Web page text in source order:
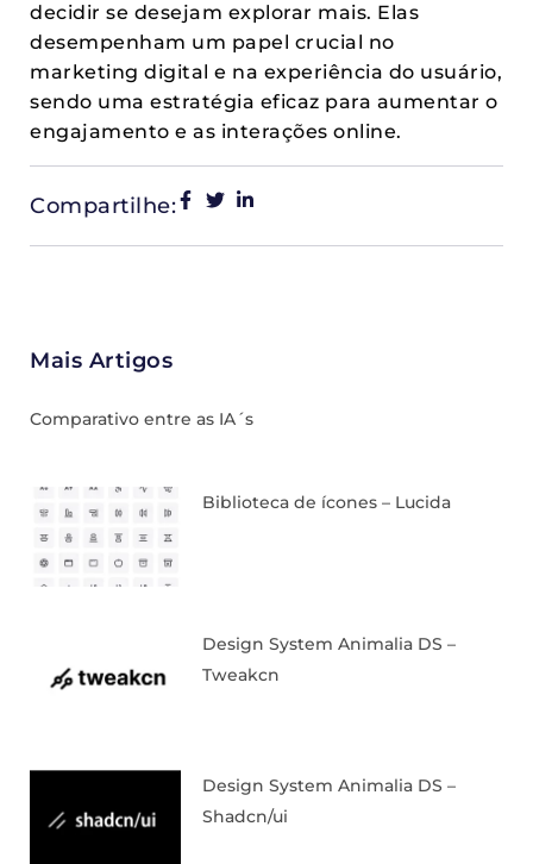
decidir se desejam explorar mais. Elas
desempenham um papel crucial no
marketing digital e na experiência do usuário,
sendo uma estratégia eficaz para aumentar o
engajamento e as interações online.
Compartilhe:
Mais Artigos
Comparativo entre as IA´s
Biblioteca de ícones – Lucida
Design System Animalia DS –
Tweakcn
Design System Animalia DS –
Shadcn/ui